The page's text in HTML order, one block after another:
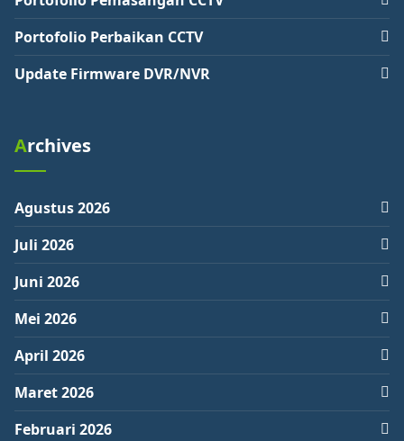
Portofolio Perbaikan CCTV
Update Firmware DVR/NVR
Archives
Agustus 2026
Juli 2026
Juni 2026
Mei 2026
April 2026
Maret 2026
Februari 2026